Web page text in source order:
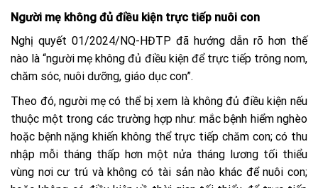
Người mẹ không đủ điều kiện trực tiếp nuôi con
Nghị quyết 01/2024/NQ-HĐTP đã hướng dẫn rõ hơn thế
nào là “người mẹ không đủ điều kiện để trực tiếp trông nom,
chăm sóc, nuôi dưỡng, giáo dục con”.
Theo đó, người mẹ có thể bị xem là không đủ điều kiện nếu
thuộc một trong các trường hợp như: mắc bệnh hiểm nghèo
hoặc bệnh nặng khiến không thể trực tiếp chăm con; có thu
nhập mỗi tháng thấp hơn một nửa tháng lương tối thiểu
vùng nơi cư trú và không có tài sản nào khác để nuôi con;